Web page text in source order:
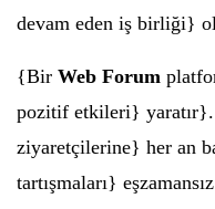
devam eden iş birliği}
{Bir Web Forum
pozitif etkileri}
ziyaretçilerine} her an
tartışmaları}